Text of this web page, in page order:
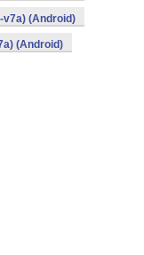
v7a) (Android)
(Android)